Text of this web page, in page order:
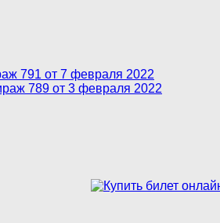
791 от 7 февраля 2022
789 от 3 февраля 2022